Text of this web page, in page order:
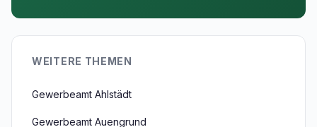
WEITERE THEMEN
Gewerbeamt Ahlstädt
Gewerbeamt Auengrund